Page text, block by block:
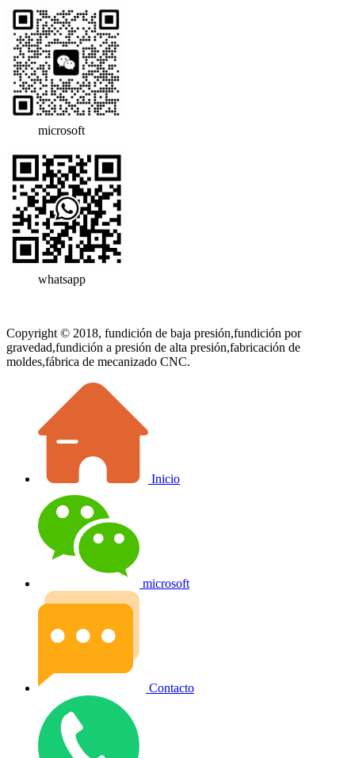
microsoft
whatsapp
Copyright © 2018, fundición de baja presión,fundición por
gravedad,fundición a presión de alta presión,fabricación de
moldes,fábrica de mecanizado CNC.
Inicio
microsoft
Contacto